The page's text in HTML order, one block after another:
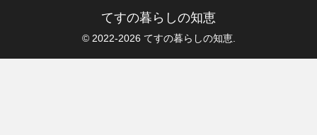
てすの暮らしの知恵
© 2022-2026 てすの暮らしの知恵.